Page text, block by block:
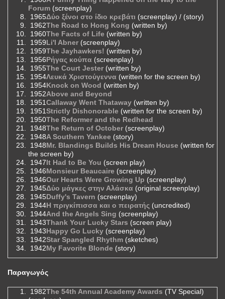
Forum (screenplay)
1965Δύο ξένοι στο ίδιο κρεβάτι (screenplay) / (story)
1962The Road to Hong Kong (written by)
1960The Facts of Life (written by)
1959Li'l Abner (screenplay)
1959The Jayhawkers! (written by)
1956Ρήγας κούπα (screenplay)
1955The Court Jester (written by)
1954Λευκά Χριστούγεννα (written for the screen by)
1954Knock on Wood (written by)
1952Above and Beyond
1951Callaway Went Thataway (written by)
1951Strictly Dishonorable (written for the screen by)
1950The Reformer and the Redhead
1948The Return of October (screenplay)
1948A Southern Yankee (story)
1948Mr. Blandings Builds His Dream House (written for
the screen by)
1947It Had to Be You (screen play)
1946Monsieur Beaucaire (screenplay)
1946Our Hearts Were Growing Up (screenplay)
1945Δύο μάγκες στην Αλάσκα (original screenplay)
1945Duffy's Tavern (screenplay)
1944Η πριγκίπισσα και ο πειρατής (uncredited)
1944And the Angels Sing (screenplay)
1943Thank Your Lucky Stars (screen play)
1943Happy Go Lucky (screenplay)
1942Star Spangled Rhythm (sketches)
1942My Favorite Blonde (story)
Παραγωγός
1982The 54th Annual Academy Awards (TV Special)